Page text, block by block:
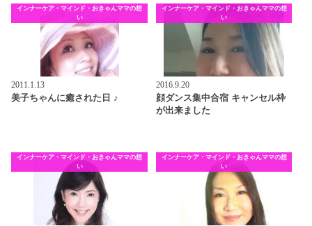
インナーケア・マインド・おきゃんママの想
い
2011.1.13
美子ちゃんに癒された日 ♪
インナーケア・マインド・おきゃんママの想
い
2016.9.20
顔ダンス集中合宿 キャンセル枠
が出来ました
インナーケア・マインド・おきゃんママの想
い
インナーケア・マインド・おきゃんママの想
い